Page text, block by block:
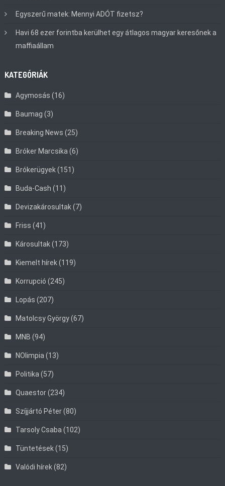
Egyszerű matek: Mennyi ADÓT fizetsz?
Havi 68 ezer forintba kerülhet egy átlagos magyar keresőnek a
maffiaállam
KATEGÓRIÁK
Agymosás (16)
Baumag (3)
Breaking News (25)
Bróker Marcsika (6)
Brókerügyek(151)
Buda-Cash (11)
Devizakárosultak(7)
Friss (41)
Károsultak(173)
Kiemelt hírek(119)
Korrupció (245)
Lopás (207)
Matolcsy György(67)
MNB (94)
NOlimpia (13)
Politika (57)
Quaestor(234)
Szíjjártó Péter(80)
Tarsoly Csaba (102)
Tüntetések(15)
Valódi hírek(82)